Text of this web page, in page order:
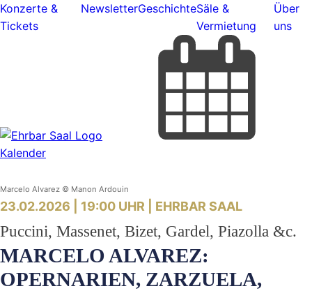
Konzerte &
Tickets
NewsletterGeschichteSäle &
Vermietung
Über
uns
Kalender
Marcelo Alvarez © Manon Ardouin
23.02.2026 | 19:00 UHR | EHRBAR SAAL
Puccini, Massenet, Bizet, Gardel, Piazolla &c.
MARCELO ALVAREZ:
OPERNARIEN, ZARZUELA,